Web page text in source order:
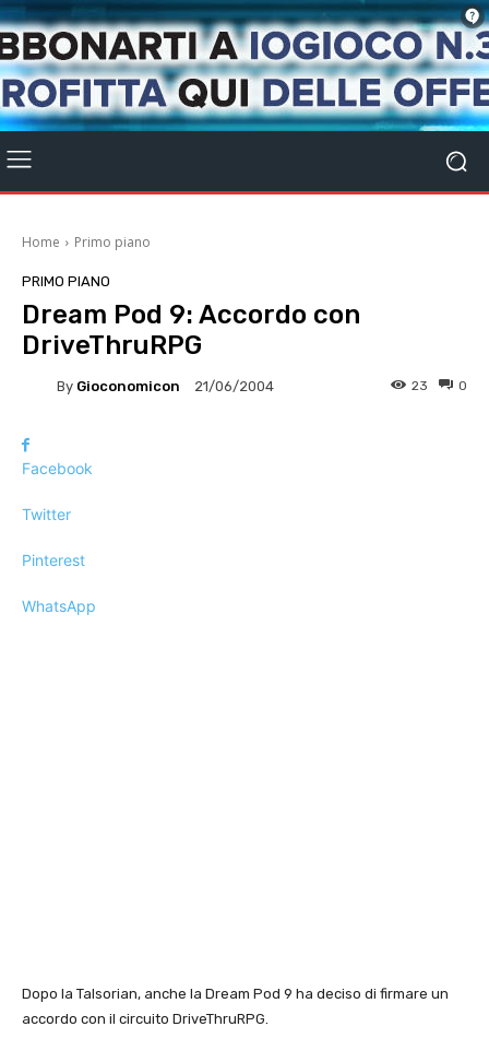
Home Primo piano
PRIMO PIANO
Dream Pod 9: Accordo con
DriveThruRPG
By Gioconomicon 21/06/2004 0
23
Facebook
Twitter
Pinterest
WhatsApp
Dopo la Talsorian, anche la Dream Pod 9 ha deciso di firmare un
accordo con il circuito DriveThruRPG.